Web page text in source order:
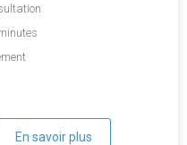
En savoir plus